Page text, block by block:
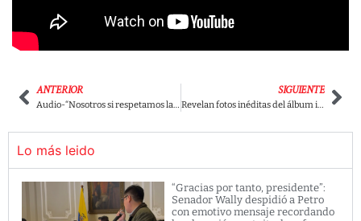
ANTERIOR
Audio-“Nosotros si respetamos las leyes y la Constitución”: Petro dejó viendo un chispero a Darcy Quinn y a Vélez
SIGUIENTE
Revelan fotos inéditas del álbum intimo de la viuda de Pablo Escobar
Lo más leido
“Gracias por tanto, presidente”:
Senador Wally despidió a Petro
con emotivo mensaje recordando